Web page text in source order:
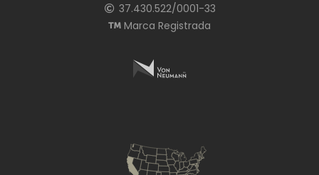
37.430.522/0001-33
Marca Registrada